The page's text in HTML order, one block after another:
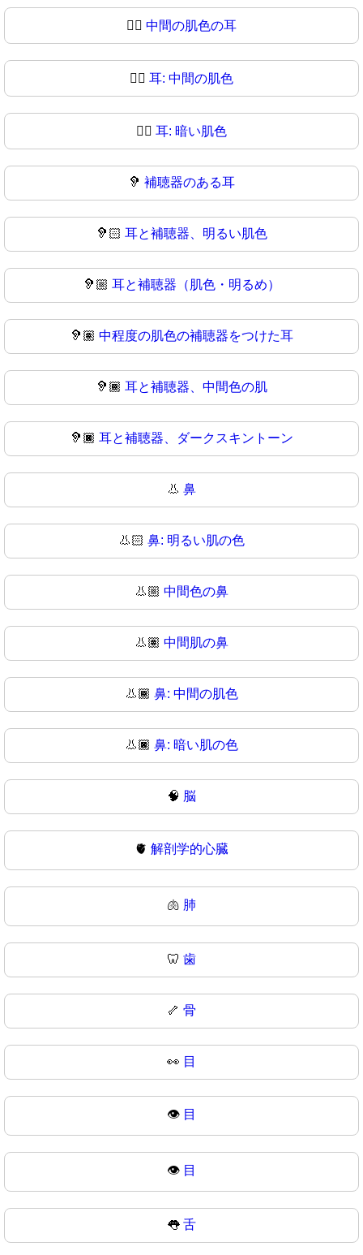
👂🏽 中間の肌色の耳
👂🏾 耳: 中間の肌色
👂🏿 耳: 暗い肌色
🦻 補聴器のある耳
🦻🏻 耳と補聴器、明るい肌色
🦻🏼 耳と補聴器（肌色・明るめ）
🦻🏽 中程度の肌色の補聴器をつけた耳
🦻🏾 耳と補聴器、中間色の肌
🦻🏿 耳と補聴器、ダークスキントーン
👃 鼻
👃🏻 鼻: 明るい肌の色
👃🏼 中間色の鼻
👃🏽 中間肌の鼻
👃🏾 鼻: 中間の肌色
👃🏿 鼻: 暗い肌の色
🧠 脳
🫀 解剖学的心臓
🫁 肺
🦷 歯
🦴 骨
👀 目
👁️ 目
👁 目
👅 舌